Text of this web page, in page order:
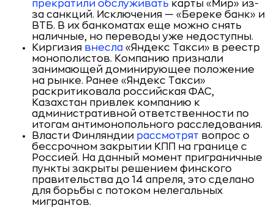
прекратили обслуживать карты «Мир» из-
за санкций. Исключения — «Береке банк» и
ВТБ. В их банкоматах еще можно снять
наличные, но переводы уже недоступны.
Киргизия внесла «Яндекс Такси» в реестр
монополистов. Компанию признали
занимающей доминирующее положение
на рынке. Ранее «Яндекс Такси»
раскритиковала российская ФАС,
Казахстан привлек компанию к
административной ответственности по
итогам антимонопольного расследования.
Власти Финляндии рассмотрят вопрос о
бессрочном закрытии КПП на границе с
Россией. На данный момент приграничные
пункты закрыты решением финского
правительства до 14 апреля, это сделано
для борьбы с потоком нелегальных
мигрантов.